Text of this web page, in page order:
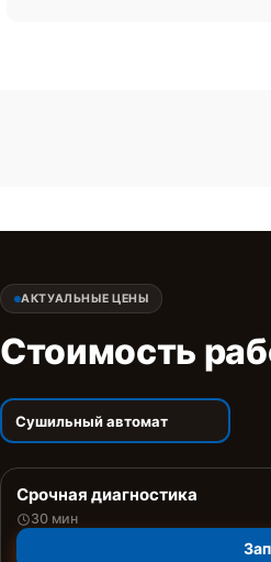
АКТУАЛЬНЫЕ ЦЕНЫ
Стоимость
Сушильный автомат
Срочная диагностика
30 мин